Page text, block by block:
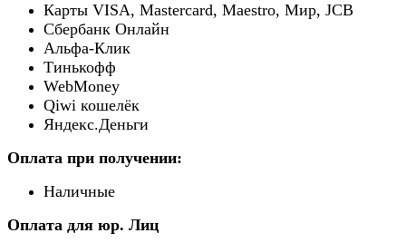
Карты VISA, Mastercard, Maestro, Мир, JCB
Сбербанк Онлайн
Альфа-Клик
Тинькофф
WebMoney
Qiwi кошелёк
Яндекс.Деньги
Оплата при получении:
Наличные
Оплата для юр. Лиц